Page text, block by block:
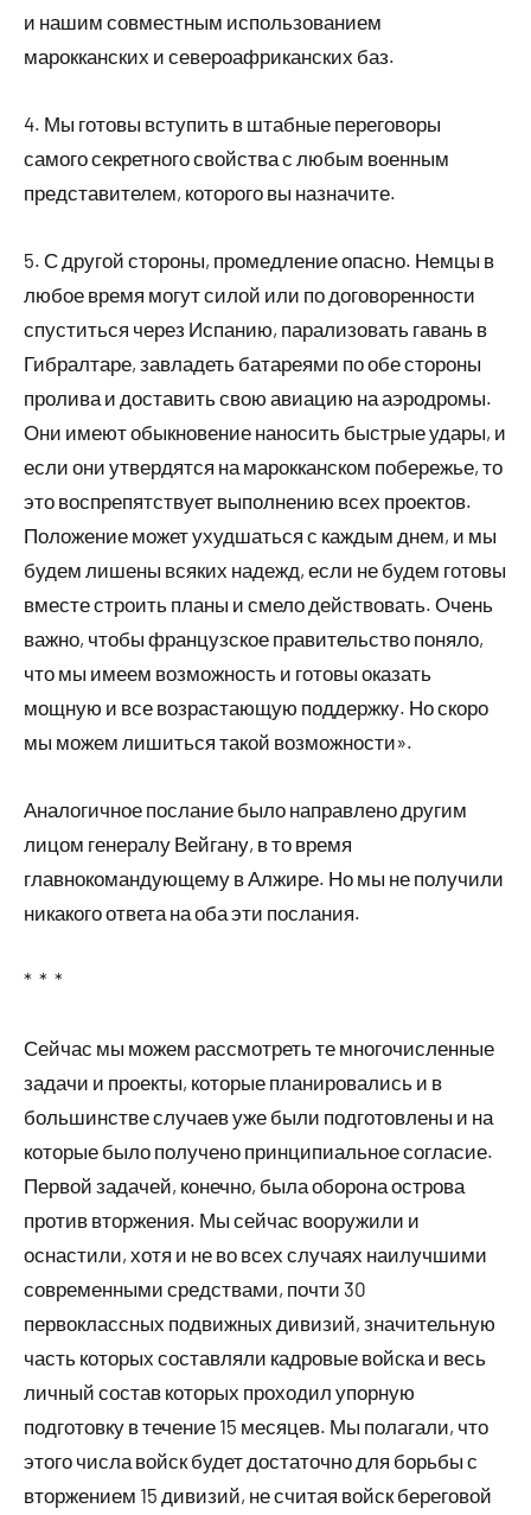
и нашим совместным использованием
марокканских и североафриканских баз.
4. Мы готовы вступить в штабные переговоры
самого секретного свойства с любым военным
представителем, которого вы назначите.
5. С другой стороны, промедление опасно. Немцы в
любое время могут силой или по договоренности
спуститься через Испанию, парализовать гавань в
Гибралтаре, завладеть батареями по обе стороны
пролива и доставить свою авиацию на аэродромы.
Они имеют обыкновение наносить быстрые удары, и
если они утвердятся на марокканском побережье, то
это воспрепятствует выполнению всех проектов.
Положение может ухудшаться с каждым днем, и мы
будем лишены всяких надежд, если не будем готовы
вместе строить планы и смело действовать. Очень
важно, чтобы французское правительство поняло,
что мы имеем возможность и готовы оказать
мощную и все возрастающую поддержку. Но скоро
мы можем лишиться такой возможности».
Аналогичное послание было направлено другим
лицом генералу Вейгану, в то время
главнокомандующему в Алжире. Но мы не получили
никакого ответа на оба эти послания.
* * *
Сейчас мы можем рассмотреть те многочисленные
задачи и проекты, которые планировались и в
большинстве случаев уже были подготовлены и на
которые было получено принципиальное согласие.
Первой задачей, конечно, была оборона острова
против вторжения. Мы сейчас вооружили и
оснастили, хотя и не во всех случаях наилучшими
современными средствами, почти 30
первоклассных подвижных дивизий, значительную
часть которых составляли кадровые войска и весь
личный состав которых проходил упорную
подготовку в течение 15 месяцев. Мы полагали, что
этого числа войск будет достаточно для борьбы с
вторжением 15 дивизий, не считая войск береговой